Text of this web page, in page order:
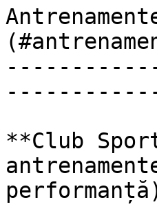
**Club